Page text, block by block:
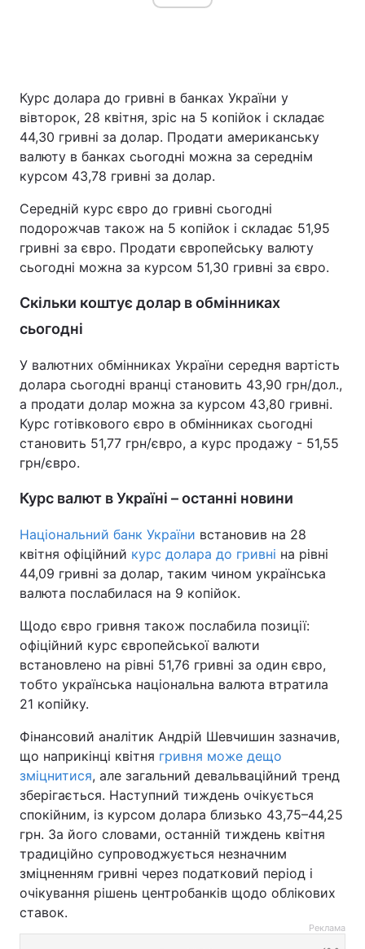
Курс долара до гривні в банках України у
вівторок, 28 квітня, зріс на 5 копійок і складає
44,30 гривні за долар. Продати американську
валюту в банках сьогодні можна за середнім
курсом 43,78 гривні за долар.
Середній курс євро до гривні сьогодні
подорожчав також на 5 копійок і складає 51,95
гривні за євро. Продати європейську валюту
сьогодні можна за курсом 51,30 гривні за євро.
Скільки коштує долар в обмінниках
сьогодні
У валютних обмінниках України середня вартість
долара сьогодні вранці становить 43,90 грн/дол.,
а продати долар можна за курсом 43,80 гривні.
Курс готівкового євро в обмінниках сьогодні
становить 51,77 грн/євро, а курс продажу - 51,55
грн/євро.
Курс валют в Україні – останні новини
Національний банк України встановив на 28
квітня офіційний курс долара до гривні на рівні
44,09 гривні за долар, таким чином українська
валюта послабилася на 9 копійок.
Щодо євро гривня також послабила позиції:
офіційний курс європейської валюти
встановлено на рівні 51,76 гривні за один євро,
тобто українська національна валюта втратила
21 копійку.
Фінансовий аналітик Андрій Шевчишин зазначив,
що наприкінці квітня гривня може дещо
зміцнитися, але загальний девальваційний тренд
зберігається. Наступний тиждень очікується
спокійним, із курсом долара близько 43,75–44,25
грн. За його словами, останній тиждень квітня
традиційно супроводжується незначним
зміцненням гривні через податковий період і
очікування рішень центробанків щодо облікових
ставок.
Реклама